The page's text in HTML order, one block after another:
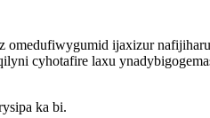
ijaxizur
cyhotafire laxu
ka bi.